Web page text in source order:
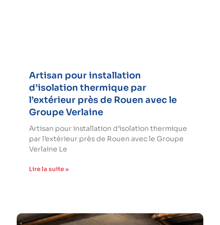
Artisan pour installation
d’isolation thermique par
l’extérieur près de Rouen avec le
Groupe Verlaine
Artisan pour installation d’isolation thermique
par l’extérieur près de Rouen avec le Groupe
Verlaine Le
Lire la suite »